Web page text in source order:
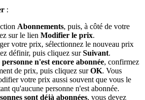
:
Abonnements, puis, à côté de votre
sur le lien Modifier le prix.
votre prix, sélectionnez le nouveau prix
définir, puis cliquez surSuivant.
n'est encore abonnée, confirmez
de prix, puis cliquez surOK. Vous
votre prix aussi souvent que vous le
qu'aucune personne n'est abonnée.
sont déjà abonnées, vous devez